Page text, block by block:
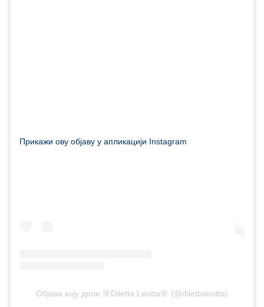
Прикажи ову објаву у апликацији Instagram
Објава коју дели 🌸Diletta Leotta🌸 (@dilettaleotta)